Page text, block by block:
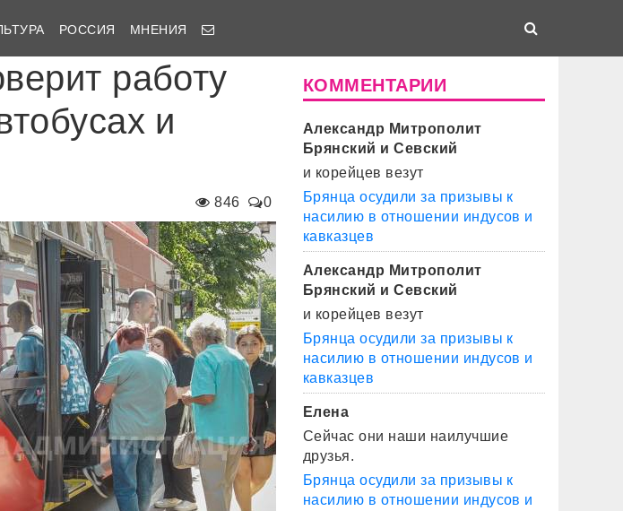
РОССИЯ МНЕНИЯ
работу
и
846 0
КОММЕНТАРИИ
Александр Митрополит
Брянский и Севский
и корейцев везут
Брянца осудили за призывы к
насилию в отношении индусов и
кавказцев
Александр Митрополит
Брянский и Севский
и корейцев везут
Брянца осудили за призывы к
насилию в отношении индусов и
кавказцев
Елена
Сейчас они наши наилучшие
друзья.
Брянца осудили за призывы к
насилию в отношении индусов и